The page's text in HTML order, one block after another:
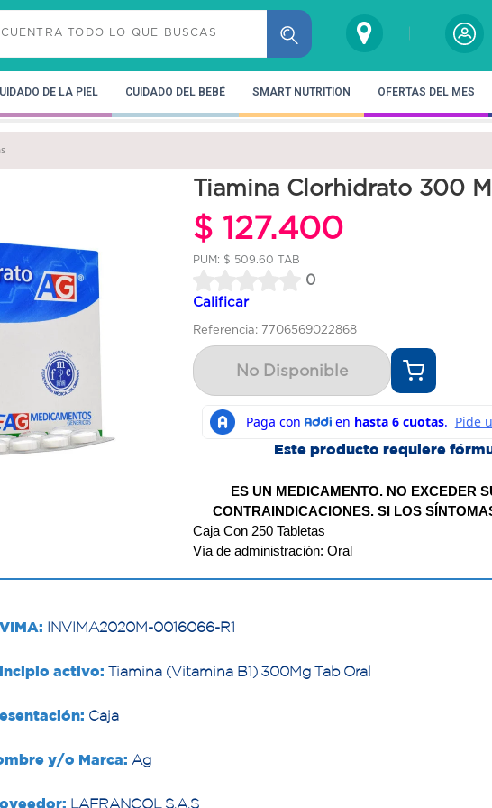
DE LA PIEL CUIDADO DEL BEBÉ SMART NUTRITION OFERTAS DEL MES
Tiamina Clorhidrato 300
$ 127.400
PUM: $ 509.60 TAB
0
Calificar
Referencia: 7706569022868
No Disponible
Este producto requiere
ES UN MEDICAMENTO. NO EXCEDER
CONTRAINDICACIONES. SI LOS
Caja Con 250 Tabletas
Vía de administración: Oral
INVIMA2020M-0016066-R1
activo: Tiamina (Vitamina B1) 300Mg Tab Oral
Caja
y/o Marca: Ag
LAFRANCOL S.A.S